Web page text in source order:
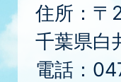
住所：
千葉県白
電話：